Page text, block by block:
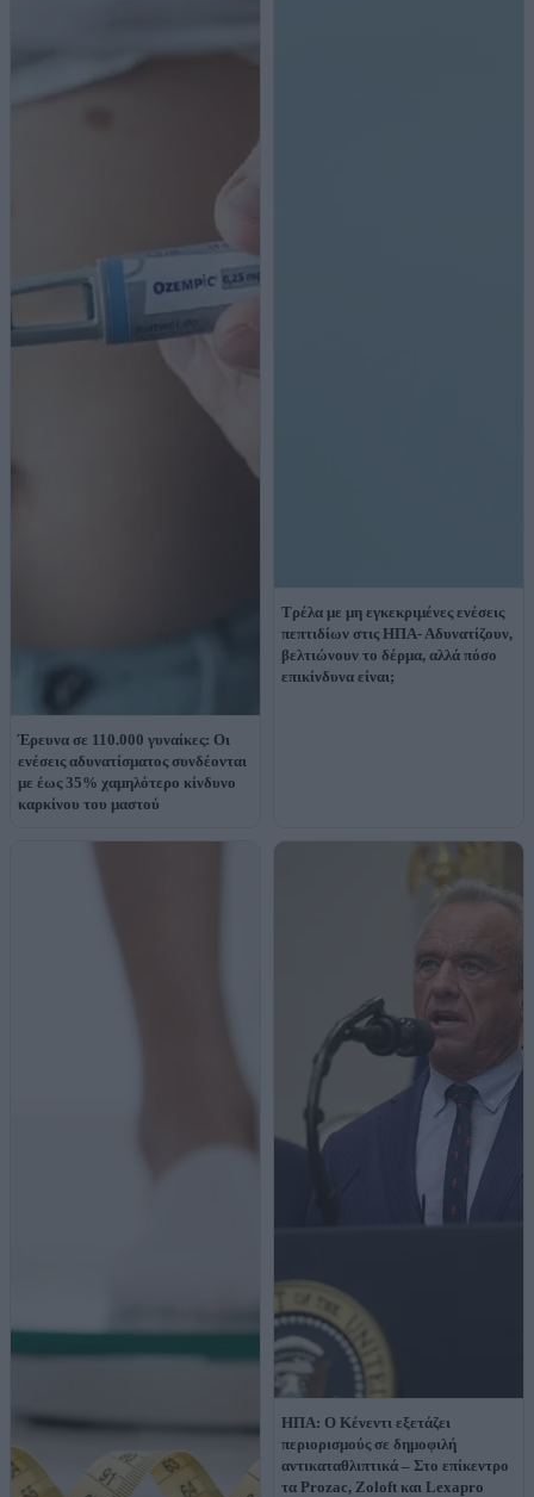
Έρευνα σε 110.000 γυναίκες: Οι
ενέσεις αδυνατίσματος συνδέονται
με έως 35% χαμηλότερο κίνδυνο
καρκίνου του μαστού
Τρέλα με μη εγκεκριμένες ενέσεις
πεπτιδίων στις ΗΠΑ- Αδυνατίζουν,
βελτιώνουν το δέρμα, αλλά πόσο
επικίνδυνα είναι;
ΗΠΑ: O Κένεντι εξετάζει
περιορισμούς σε δημοφιλή
αντικαταθλιπτικά – Στο επίκεντρο
τα Prozac, Zoloft και Lexapro